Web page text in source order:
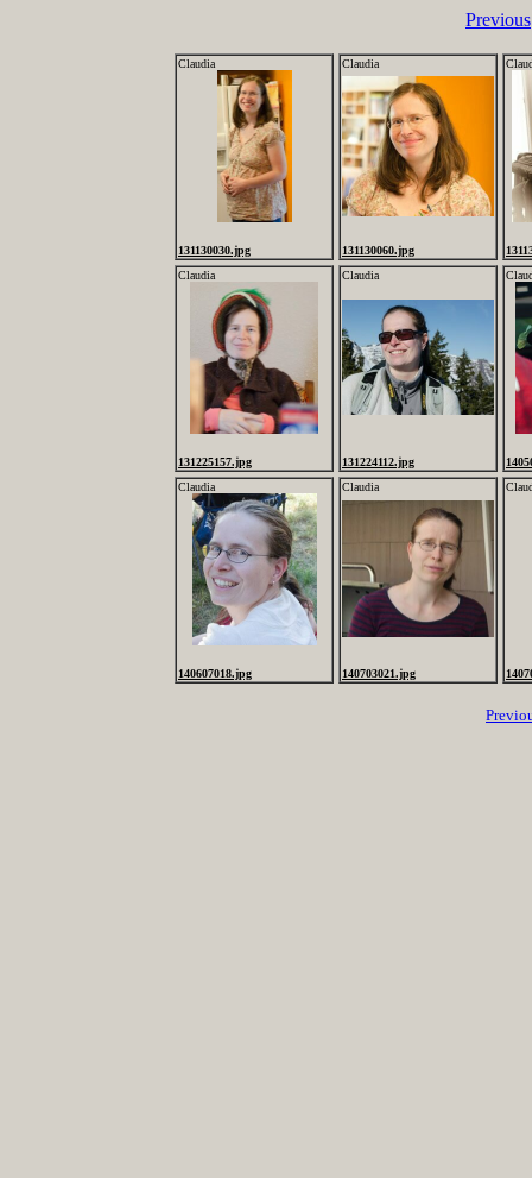
Previous
Claudia
131130030.jpg
Claudia
131130060.jpg
Claudia
131225157.jpg
Claudia
131224112.jpg
Claudia
140607018.jpg
Claudia
140703021.jpg